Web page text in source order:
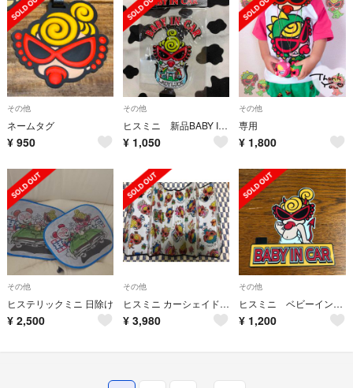
その他
ネームタグ
¥ 950
その他
ヒスミニ 新品BABY IN CAR 13113
¥ 1,050
その他
専用
¥ 1,800
その他
ヒステリックミニ 日除け
¥ 2,500
その他
ヒスミニ カーシェイド 新品 サイズS
¥ 3,980
その他
ヒスミニ ベビーインカー ステッカー
¥ 1,200